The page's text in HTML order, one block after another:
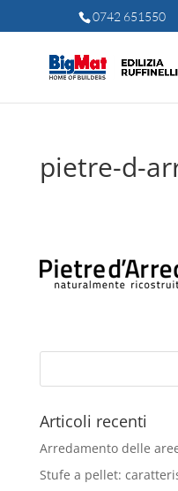
0742 651550
pietre-d-
Articoli recenti
Arredamento delle
Stufe a pellet: